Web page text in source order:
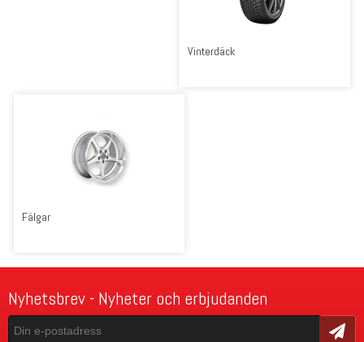
Vinterdäck
Fälgar
Nyhetsbrev - Nyheter och erbjudanden
Skicka